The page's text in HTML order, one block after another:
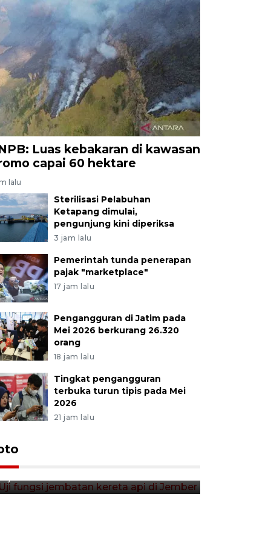
Luas kebakaran di kawasan
capai 60 hektare
lalu
Sterilisasi Pelabuhan
Ketapang dimulai,
pengunjung kini diperiksa
3 jam lalu
Pemerintah tunda penerapan
pajak "marketplace"
17 jam lalu
Pengangguran di Jatim pada
Mei 2026 berkurang 26.320
orang
18 jam lalu
Tingkat pengangguran
terbuka turun tipis pada Mei
2026
21 jam lalu
Uji fungsi jembatan kereta api
di Jember